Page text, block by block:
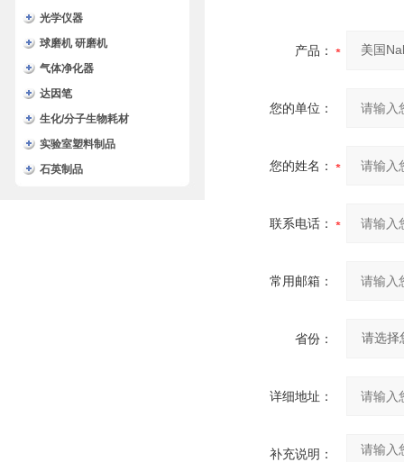
光学仪器
球磨机 研磨机
气体净化器
达因笔
生化/分子生物耗材
实验室塑料制品
石英制品
产品：
您的单位：
您的姓名：
联系电话：
常用邮箱：
省份：
详细地址：
补充说明：